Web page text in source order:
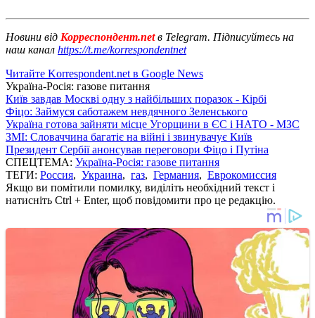
Новини від Корреспондент.netв Telegram. Підписуйтесь на
наш канал https://t.me/korrespondentnet
Читайте Korrespondent.net в Google News
Україна-Росія: газове питання
Київ завдав Москві одну з найбільших поразок - Кірбі
Фіцо: Займуся саботажем невдячного Зеленського
Україна готова зайняти місце Угорщини в ЄС і НАТО - МЗС
ЗМІ: Словаччина багатіє на війні і звинувачує Київ
Президент Сербії анонсував переговори Фіцо і Путіна
СПЕЦТЕМА: Україна-Росія: газове питання
ТЕГИ: Россия, Украина, газ, Германия, Еврокомиссия
Якщо ви помітили помилку, виділіть необхідний текст і
натисніть Ctrl + Enter, щоб повідомити про це редакцію.